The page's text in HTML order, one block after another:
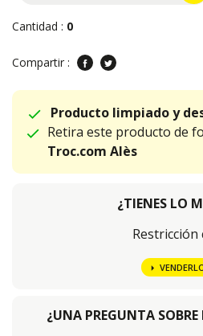
Cantidad : 0
Compartir :
Producto limpiado y
Retira este producto de
Troc.com Alès
¿TIENES LO
Restricción
¿UNA PREGUNTA